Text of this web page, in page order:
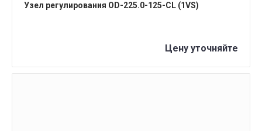
Узел регулирования OD-225.0-125-CL (1VS)
Цену уточняйте